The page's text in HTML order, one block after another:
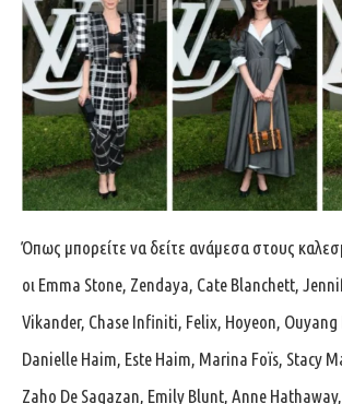
Όπως μπορείτε να δείτε ανάμεσα στους
οι Emma Stone, Zendaya, Cate Blanchett,
Vikander, Chase Infiniti, Felix, Hoyeon,
Danielle Haim, Este Haim, Marina Foïs, Stacy
Zaho De Sagazan, Emily Blunt, Anne